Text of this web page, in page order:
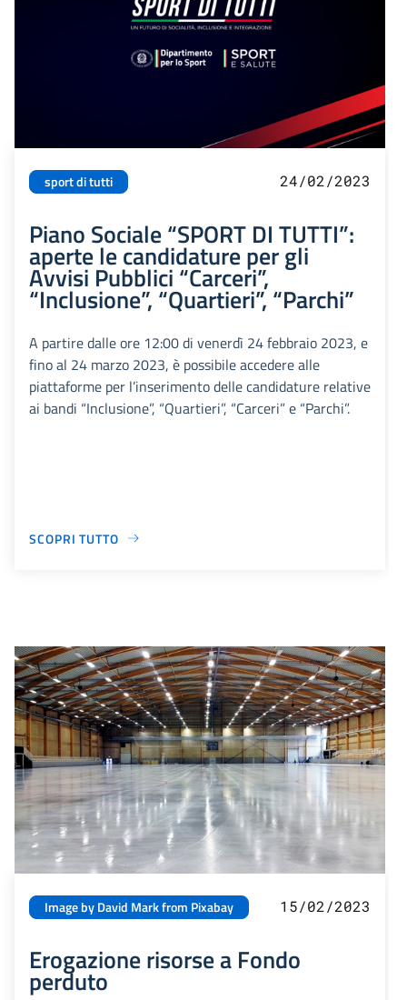
sport di tutti 24/02/2023
Piano Sociale “SPORT DI TUTTI”:
aperte le candidature per gli
Avvisi Pubblici “Carceri”,
“Inclusione”, “Quartieri”, “Parchi”
A partire dalle ore 12:00 di venerdì 24 febbraio 2023, e
fino al 24 marzo 2023, è possibile accedere alle
piattaforme per l’inserimento delle candidature relative
ai bandi “Inclusione”, “Quartieri”, “Carceri” e “Parchi”.
SCOPRI TUTTO
Image by David Mark from Pixabay 15/02/2023
Erogazione risorse a Fondo
perduto